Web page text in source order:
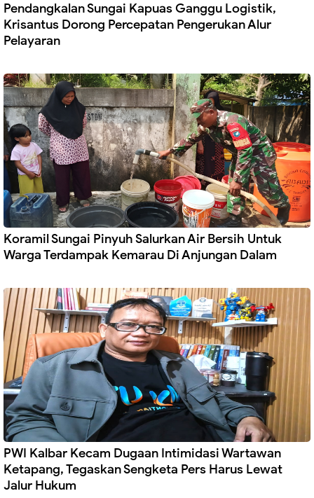
Pendangkalan Sungai Kapuas Ganggu Logistik,
Krisantus Dorong Percepatan Pengerukan Alur
Pelayaran
Koramil Sungai Pinyuh Salurkan Air Bersih Untuk
Warga Terdampak Kemarau Di Anjungan Dalam
PWI Kalbar Kecam Dugaan Intimidasi Wartawan
Ketapang, Tegaskan Sengketa Pers Harus Lewat
Jalur Hukum